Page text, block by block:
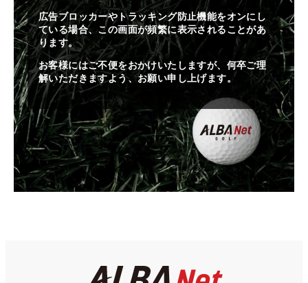
広告ブロッカーやトラッキング防止機能をオンにし
ている場合、この画面が頻繁に表示されることがあ
ります。
お客様にはご不便をおかけいたしますが、何卒ご理
解いただきますよう、お願い申し上げます。